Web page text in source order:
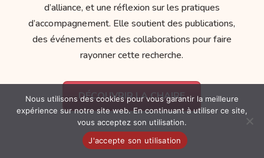
d’alliance, et une réflexion sur les pratiques
d’accompagnement. Elle soutient des publications,
des événements et des collaborations pour faire
rayonner cette recherche.
DÉCOUVRIR LA CHAIRE
Nous utilisons des cookies pour vous garantir la meilleure
expérience sur notre site web. En continuant à utiliser ce site,
vous acceptez son utilisation.
J'accepte son utilisation